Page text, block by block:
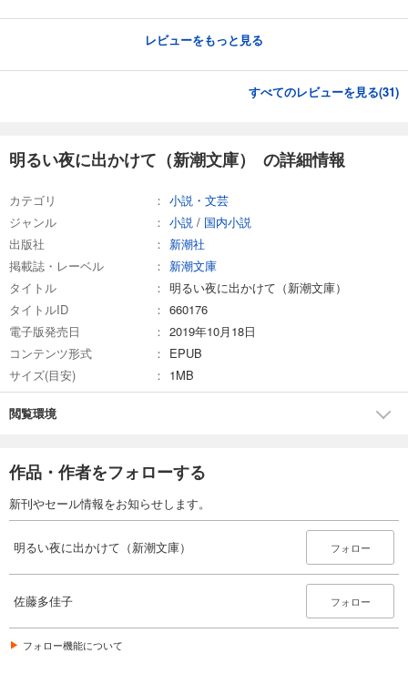
レビューをもっと見る
すべてのレビューを見る(31)
明るい夜に出かけて（新潮文庫） の詳細情報
カテゴリ
小説・文芸
ジャンル
小説 / 国内小説
出版社
新潮社
掲載誌・レーベル
新潮文庫
タイトル
明るい夜に出かけて（新潮文庫）
タイトルID
660176
電子版発売日
2019年10月18日
コンテンツ形式
EPUB
サイズ(目安)
1MB
閲覧環境
作品・作者をフォローする
新刊やセール情報をお知らせします。
明るい夜に出かけて（新潮文庫） フォロー
佐藤多佳子 フォロー
フォロー機能について